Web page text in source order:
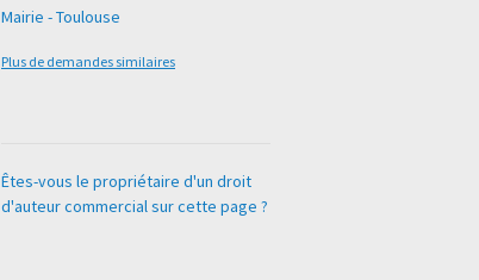
Mairie - Toulouse
Plus de demandes similaires
Êtes-vous le propriétaire d'un droit
d'auteur commercial sur cette page ?